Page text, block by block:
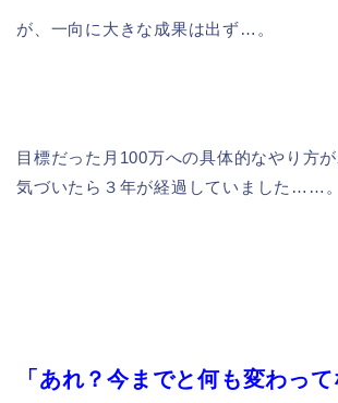
が、一向に大きな成果は出ず…。
目標だった月100万への具体的なやり方
気づいたら３年が経過していました……。
「あれ？今までと何も変わって